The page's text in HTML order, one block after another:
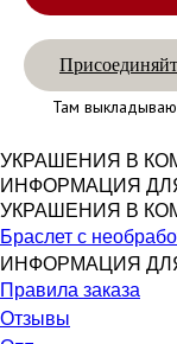
Там выкладываю
УКРАШЕНИЯ В
ИНФОРМАЦИЯ
УКРАШЕНИЯ В
Браслет с
ИНФОРМАЦИЯ
Правила заказа
Отзывы